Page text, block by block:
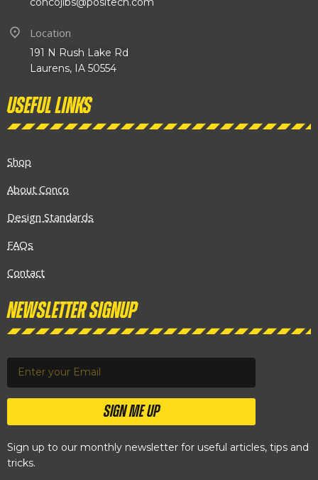
Location
191 N Rush Lake Rd
Laurens, IA 50554
Useful links
Shop
About Conco
Design Standards
FAQs
Contact
Newsletter Signup
SIGN ME UP
Sign up to our monthly newsletter for useful articles, tips and
tricks.